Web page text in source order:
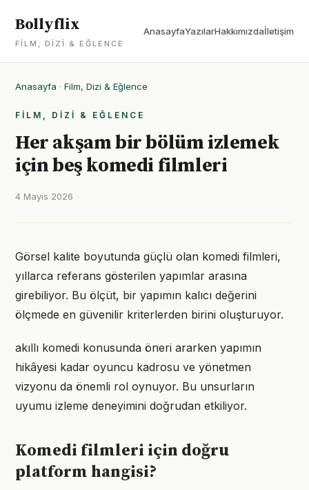
Bollyflix
FILM, DIZI & EĞLENCE
AnasayfaYazılarHakkımızdaİletişim
Anasayfa · Film, Dizi & Eğlence
FILM, DIZI & EĞLENCE
Her akşam bir bölüm izlemek
için beş komedi filmleri
4 Mayıs 2026
Görsel kalite boyutunda güçlü olan komedi filmleri,
yıllarca referans gösterilen yapımlar arasına
girebiliyor. Bu ölçüt, bir yapımın kalıcı değerini
ölçmede en güvenilir kriterlerden birini oluşturuyor.
akıllı komedi konusunda öneri ararken yapımın
hikâyesi kadar oyuncu kadrosu ve yönetmen
vizyonu da önemli rol oynuyor. Bu unsurların
uyumu izleme deneyimini doğrudan etkiliyor.
Komedi filmleri için doğru
platform hangisi?